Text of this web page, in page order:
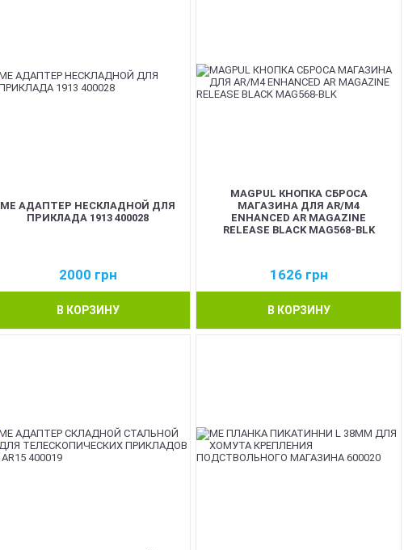
ME АДАПТЕР НЕСКЛАДНОЙ ДЛЯ
ПРИКЛАДА 1913 400028
2000 грн
В КОРЗИНУ
MAGPUL КНОПКА СБРОСА
МАГАЗИНА ДЛЯ AR/M4
ENHANCED AR MAGAZINE
RELEASE BLACK MAG568-BLK
1626 грн
В КОРЗИНУ